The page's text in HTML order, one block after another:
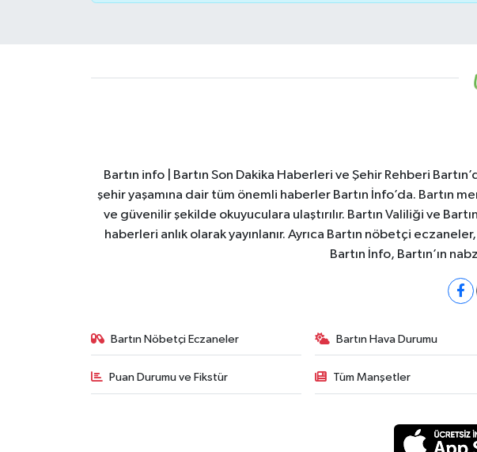
Bartın info | Bartın Son Dakika Haberleri ve Şehir Rehberi
şehir yaşamına dair tüm önemli haberler Bartın İnfo’da. Bartın
ve güvenilir şekilde okuyuculara ulaştırılır. Bartın Valiliği ve
haberleri anlık olarak yayınlanır. Ayrıca Bartın nöbetçi
Bartın İnfo, Bartın’ın
Bartın Nöbetçi Eczaneler Bartın Hava Durumu
Puan Durumu ve Fikstür Tüm Manşetler